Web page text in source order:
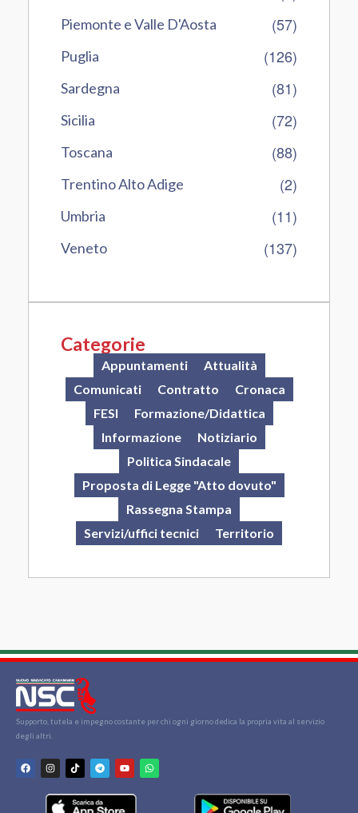
Piemonte e Valle D'Aosta (57)
Puglia (126)
Sardegna (81)
Sicilia (72)
Toscana (88)
Trentino Alto Adige (2)
Umbria (11)
Veneto (137)
Categorie
Appuntamenti
Attualità
Comunicati
Contratto
Cronaca
FESI
Formazione/Didattica
Informazione
Notiziario
Politica Sindacale
Proposta di Legge "Atto dovuto"
Rassegna Stampa
Servizi/uffici tecnici
Territorio
Supporto, tutela e impegno costante per chi ogni giorno dedica la propria vita al servizio
degli altri.